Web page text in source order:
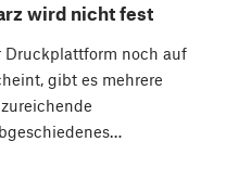
wird nicht fest
Druckplattform noch auf
gibt es mehrere